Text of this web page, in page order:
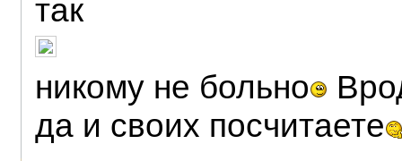
так
никому не больно
да и своих посчитаете